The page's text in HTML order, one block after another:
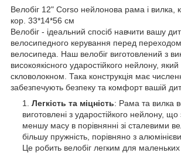
Велобіг 12" Corso нейлонова рама і вилка,
кор. 33*14*56 см
Велобіг - ідеальний спосіб навчити вашу
велосипедного керування перед
велосипеда. Наш велобіг виготовлений з
високоякісного ударостійкого нейлону,
скловолокном. Така конструкція має
забезпечують безпеку та комфорт вашій
Легкість та міцність: Рама та вилка
виготовлені з ударостійкого нейлону, що
меншу масу в порівнянні зі сталевими
більшу пружність, порівняно з
Це робить велобіг легким для маленьких